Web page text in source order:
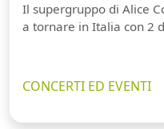
Il supergruppo di Alice
a tornare in Italia con 2
CONCERTI ED EVENTI